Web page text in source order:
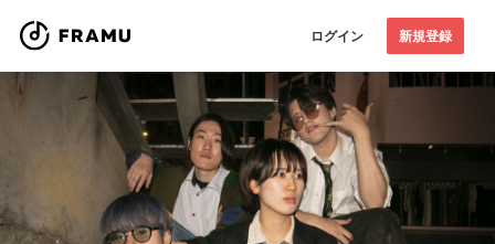
ログイン 新規登録